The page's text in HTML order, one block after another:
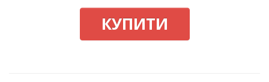
КУПИТИ